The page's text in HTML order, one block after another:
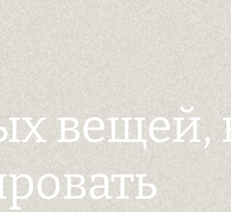
вещей,